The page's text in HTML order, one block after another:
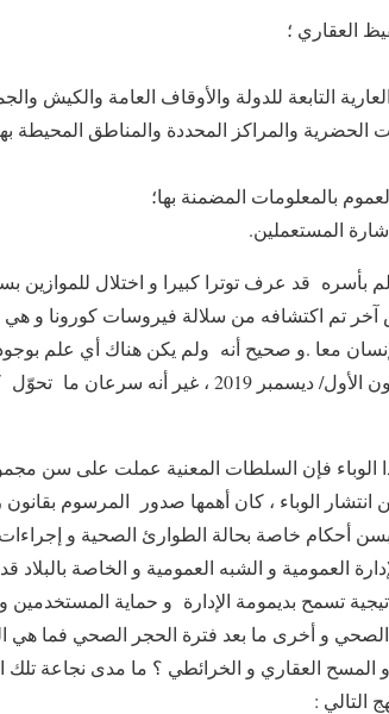
العقاري ؛
التابعة للدولة والأوقاف العامة والكيش
الحضرية والمراكز المحددة والمناطق المحيطة
بالمعلومات المضمنة بها؛
المستعملين.
آخر تم اكتشافه من سلالة فيروسات كورونا و
معا .و صحيح أنه ولم يكن هناك أي علم
فإن السلطات المعنية عملت على سن مجموع
24مارس 2020) المتعلق بسن أحكام خاصة بحالة الطوارئ الصحية و
العمومية و الشبه العمومية و الخاصة
تسمح بديمومة الإدارة و حماية المستخدمين و
و أخرى ما بعد فترة الحجر الصحي فما هي
العقاري و الخرائطي ؟ ما مدى نجاعة تلك